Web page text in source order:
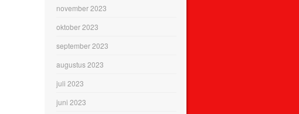
november 2023
oktober 2023
september 2023
augustus 2023
juli 2023
juni 2023